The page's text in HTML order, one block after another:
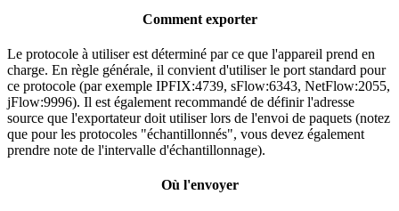
Comment exporter
Le protocole à utiliser est déterminé par ce que l'appareil prend en
charge. En règle générale, il convient d'utiliser le port standard pour
ce protocole (par exemple IPFIX:4739, sFlow:6343, NetFlow:2055,
jFlow:9996). Il est également recommandé de définir l'adresse
source que l'exportateur doit utiliser lors de l'envoi de paquets (notez
que pour les protocoles "échantillonnés", vous devez également
prendre note de l'intervalle d'échantillonnage).
Où l'envoyer